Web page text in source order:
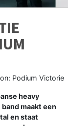
Podium Victorie
heavy
maakt een
en staat